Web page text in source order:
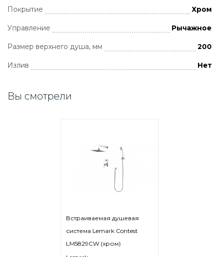
Покрытие Хром
Управление Рычажное
Размер верхнего душа, мм 200
Излив Нет
Вы смотрели
Встраиваемая душевая
система Lemark Contest
LM5829CW (хром)